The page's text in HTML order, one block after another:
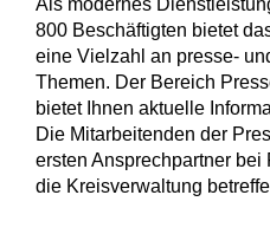
Als modernes
800 Beschäftigten bietet
eine Vielzahl an presse-
Themen. Der Bereich
bietet Ihnen aktuelle
Die Mitarbeitenden der
ersten Ansprechpartner
die Kreisverwaltung